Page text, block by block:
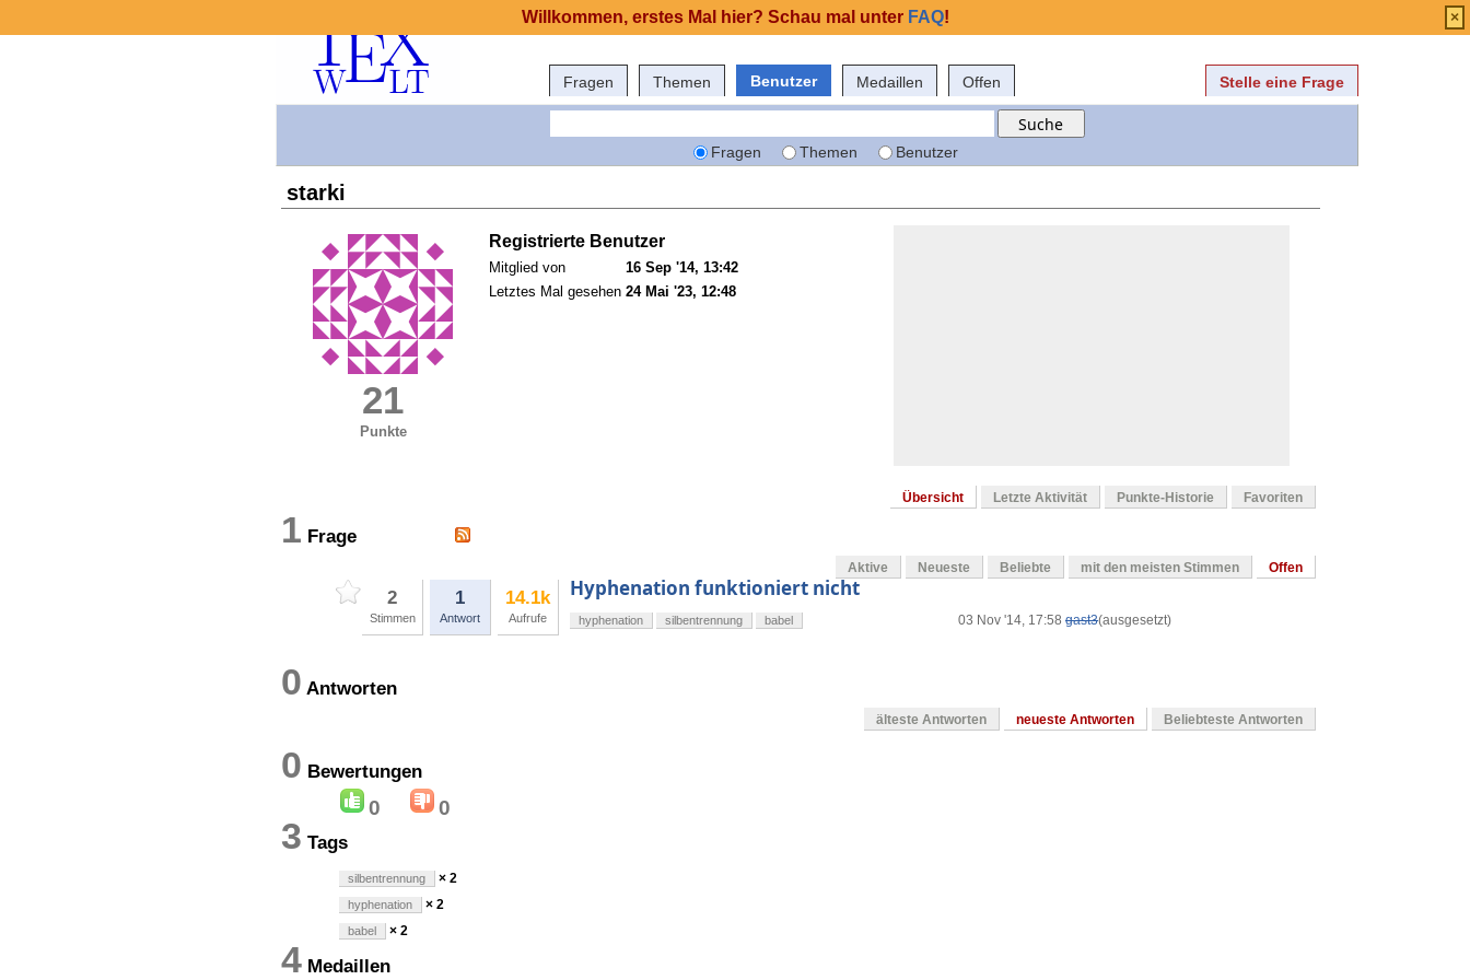
Fragen Themen Benutzer Medaillen Offen Stelle eine Frage
Fragen Themen Benutzer
starki
21
Punkte
Registrierte Benutzer
Mitglied von
16 Sep '14, 13:42
Letztes Mal gesehen 24 Mai '23, 12:48
Übersicht Letzte Aktivität Punkte-Historie Favoriten
1 Frage
Aktive Neueste Beliebte mit den meisten Stimmen Offen
2
Stimmen
1
Antwort
14.1k
Aufrufe
Hyphenation funktioniert nicht
03 Nov '14, 17:58 gast3(ausgesetzt)
hyphenation silbentrennung babel
0 Antworten
älteste Antworten neueste Antworten Beliebteste Antworten
0 Bewertungen
0 0
3 Tags
silbentrennung × 2
hyphenation × 2
babel × 2
4 Medaillen
Willkommen, erstes Mal hier? Schau mal unter FAQ! ×